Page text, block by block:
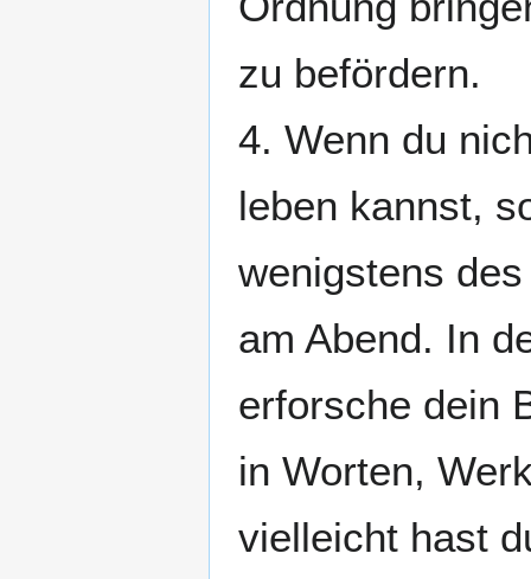
zu befördern.
4. Wenn du
leben kannst,
wenigstens
am Abend. In
erforsche dein
in Worten,
vielleicht hast